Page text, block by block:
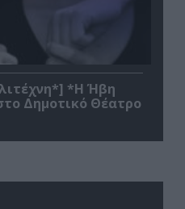
*Η Ήβη
Δημοτικό Θέατρο